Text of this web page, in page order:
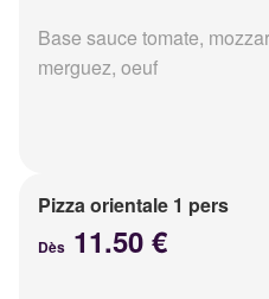
Base sauce tomate,
merguez, oeuf
Pizza orientale 1 pers
Dès 11.50 €